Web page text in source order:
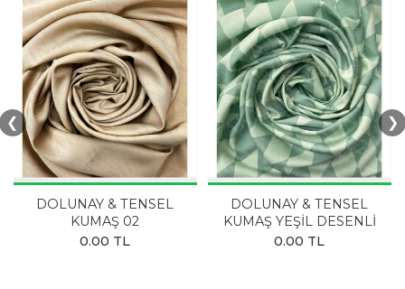
DOLUNAY & TENSEL
KUMAŞ 02
0.00 TL
DOLUNAY & TENSEL
KUMAŞ YEŞİL DESENLİ
0.00 TL
❮ ❯